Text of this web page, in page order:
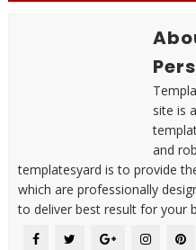
site is
and
templatesyard is to provide
which are professionally
to deliver best result for your